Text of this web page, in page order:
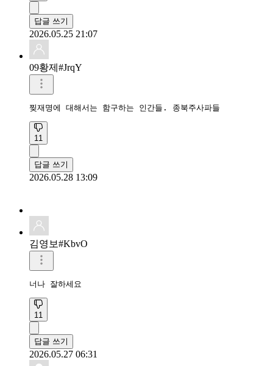
답글 쓰기
2026.05.25 21:07
09황제#JrqY
찢재명에 대해서는 함구하는 인간들. 종북주사파들
11
답글 쓰기
2026.05.28 13:09
김영보#KbvO
너나 잘하세요
11
답글 쓰기
2026.05.27 06:31